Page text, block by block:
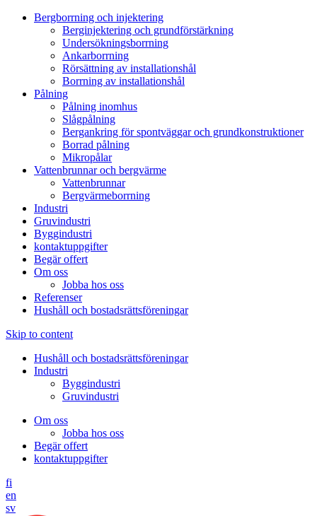
Bergborrning och injektering
Berginjektering och grundförstärkning
Undersökningsborrning
Ankarborrning
Rörsättning av installationshål
Borrning av installationshål
Pålning
Pålning inomhus
Slågpålning
Bergankring för spontväggar och grundkonstruktioner
Borrad pålning
Mikropålar
Vattenbrunnar och bergvärme
Vattenbrunnar
Bergvärmeborrning
Industri
Gruvindustri
Byggindustri
kontaktuppgifter
Begär offert
Om oss
Jobba hos oss
Referenser
Hushåll och bostadsrättsföreningar
Skip to content
Hushåll och bostadsrättsföreningar
Industri
Byggindustri
Gruvindustri
Om oss
Jobba hos oss
Begär offert
kontaktuppgifter
fi
en
sv